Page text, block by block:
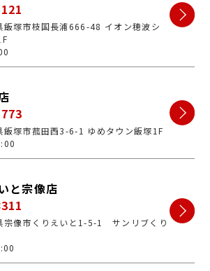
塚市枝国長浦666-48 イオン穂波シ
塚市菰田西3-6-1 ゆめタウン飯塚1F
と宗像店
像市くりえいと1-5-1 サンリブくり